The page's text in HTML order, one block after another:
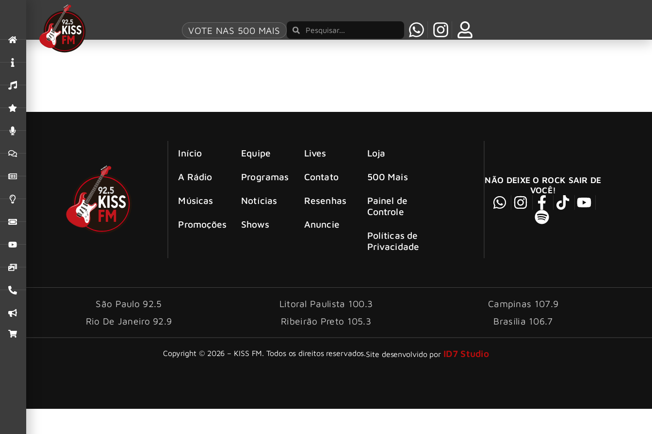
VOTE NAS 500 MAIS
Tag: Barcelona Rock Fest
Início
A Rádio
Músicas
Promoções
Equipe
Programas
Notícias
Shows
Lives
Contato
Resenhas
Anuncie
Loja
500 Mais
Painel de
Controle
Políticas de
Privacidade
NÃO DEIXE O ROCK SAIR DE
VOCÊ!
São Paulo 92.5 Litoral Paulista 100.3
Campinas 107.9
Rio De Janeiro 92.9
Ribeirão Preto 105.3 Brasília 106.7
Copyright © 2026 – KISS FM. Todos os direitos reservados.Site desenvolvido por ID7 Studio